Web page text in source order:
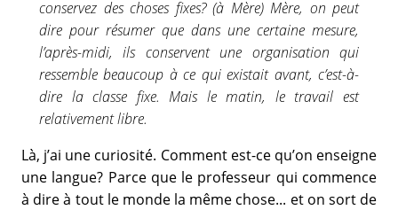
conservez des choses fixes? (à Mère) Mère, on peut
dire pour résumer que dans une certaine mesure,
l’après-midi, ils conservent une organisation qui
ressemble beaucoup à ce qui existait avant, c’est-à-
dire la classe fixe. Mais le matin, le travail est
relativement libre.
Là, j’ai une curiosité. Comment est-ce qu’on enseigne
une langue? Parce que le professeur qui commence
à dire à tout le monde la même chose... et on sort de